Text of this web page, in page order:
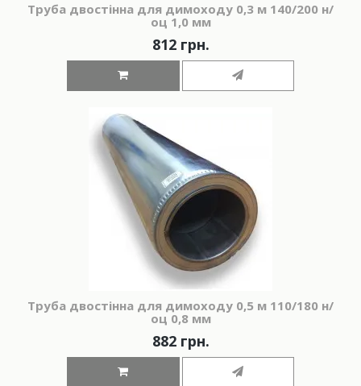
Труба двостінна для димоходу 0,3 м 140/200 н/
оц 1,0 мм
812 грн.
Труба двостінна для димоходу 0,5 м 110/180 н/
оц 0,8 мм
882 грн.